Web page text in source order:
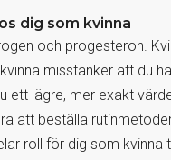
dig som kvinna
och progesteron.
misstänker att du
ett lägre, mer exakt
att beställa
roll för dig som kvinna